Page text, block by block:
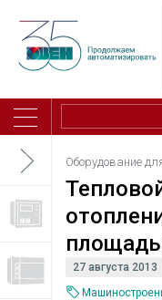
Оборудование
27 августа 2013